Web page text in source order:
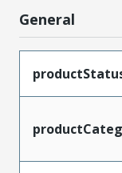
General